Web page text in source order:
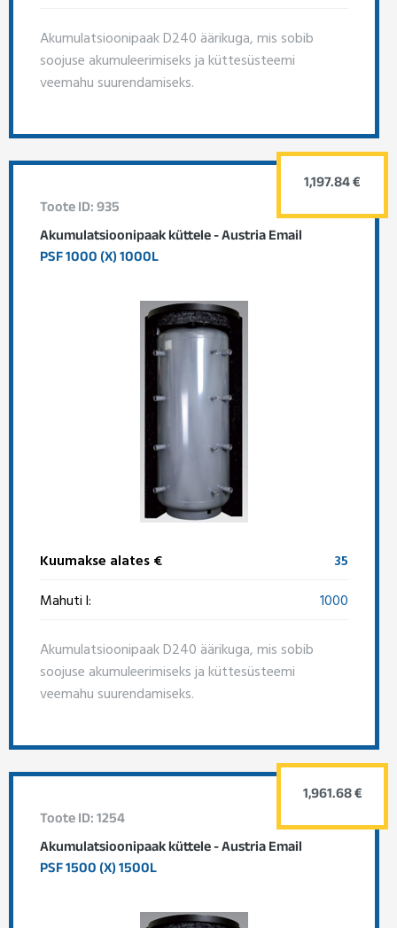
Akumulatsioonipaak D240 äärikuga, mis sobib
soojuse akumuleerimiseks ja küttesüsteemi
veemahu suurendamiseks.
Toote ID: 935
Akumulatsioonipaak küttele - Austria Email
PSF 1000 (X) 1000L
Kuumakse alates €
35
Mahuti l:
1000
Akumulatsioonipaak D240 äärikuga, mis sobib
soojuse akumuleerimiseks ja küttesüsteemi
veemahu suurendamiseks.
1,197.84 €
Toote ID: 1254
Akumulatsioonipaak küttele - Austria Email
PSF 1500 (X) 1500L
1,961.68 €